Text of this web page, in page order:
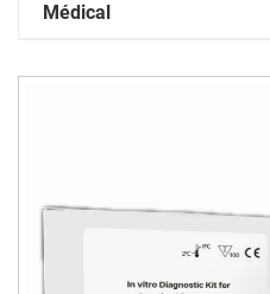
Médical